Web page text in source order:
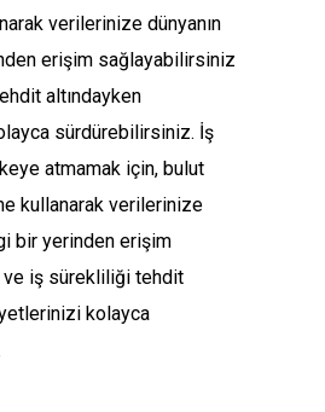
verilerinize dünyanın
erişim sağlayabilirsiniz
altındayken
sürdürebilirsiniz. İş
atmamak için, bulut
kullanarak verilerinize
bir yerinden erişim
iş sürekliliği tehdit
kolayca